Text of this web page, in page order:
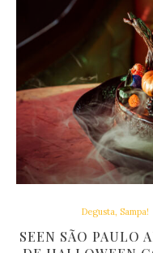
Degusta, Sampa!
SEEN SÃO PAULO